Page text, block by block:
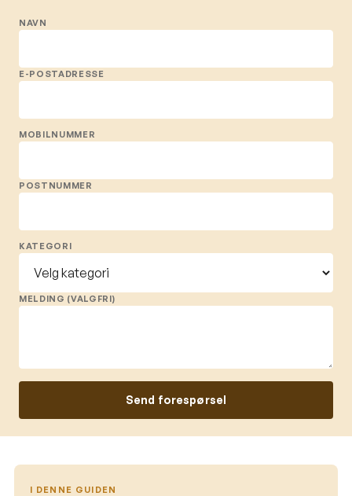
NAVN
E-POSTADRESSE
MOBILNUMMER
POSTNUMMER
KATEGORI
MELDING (VALGFRI)
Send forespørsel
I DENNE GUIDEN